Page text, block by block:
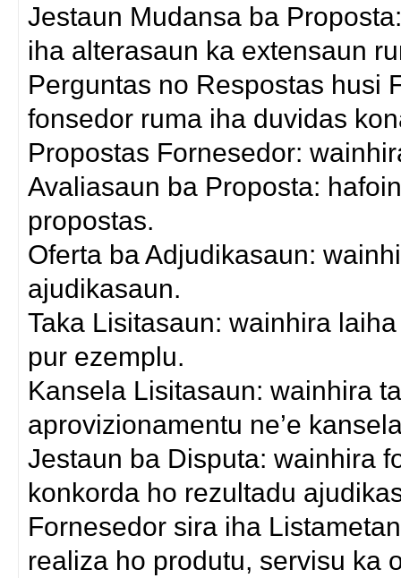
Jestaun Mudansa ba
iha alterasaun ka extensaun
Perguntas no Respostas husi
fonsedor ruma iha duvidas
Propostas Fornesedor:
Avaliasaun ba Proposta:
propostas.
Oferta ba Adjudikasaun:
ajudikasaun.
Taka Lisitasaun: wainhira
pur ezemplu.
Kansela Lisitasaun: wainhira
aprovizionamentu ne’e
Jestaun ba Disputa: wainhira
konkorda ho rezultadu
Fornesedor sira iha
realiza ho produtu, servisu ka